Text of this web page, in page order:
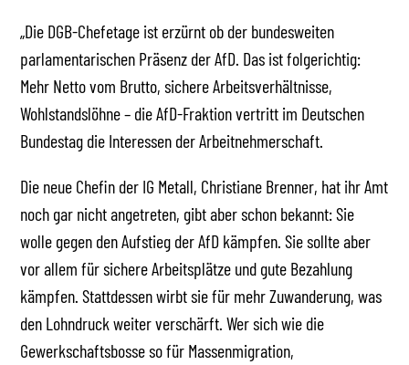
„Die DGB-Chefetage ist erzürnt ob der bundesweiten
parlamentarischen Präsenz der AfD. Das ist folgerichtig:
Mehr Netto vom Brutto, sichere Arbeitsverhältnisse,
Wohlstandslöhne – die AfD-Fraktion vertritt im Deutschen
Bundestag die Interessen der Arbeitnehmerschaft.
Die neue Chefin der IG Metall, Christiane Brenner, hat ihr Amt
noch gar nicht angetreten, gibt aber schon bekannt: Sie
wolle gegen den Aufstieg der AfD kämpfen. Sie sollte aber
vor allem für sichere Arbeitsplätze und gute Bezahlung
kämpfen. Stattdessen wirbt sie für mehr Zuwanderung, was
den Lohndruck weiter verschärft. Wer sich wie die
Gewerkschaftsbosse so für Massenmigration,